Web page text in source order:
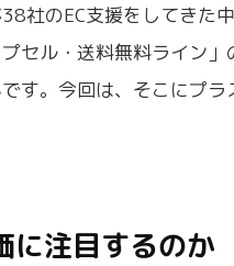
社のEC支援をしてきた
プセル・送料無料ライン
す。今回は、そこにプ
に注目するのか